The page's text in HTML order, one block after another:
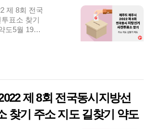
털사이트에
전투표소를
.본 투표는
니다. 선거
치러졌으면
시 살펴보
제 8회 전국
표소 찾기
도5월 19일
동시지방선
되었습니다.
오전 6시 부
혔는데요. 전
표소 어디서
다. 중앙선관
제 8회 전국동시지방선
찾기 주소 지도 길찾기 약도